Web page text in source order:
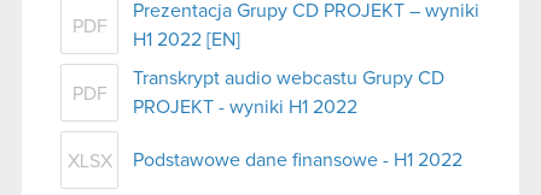
PDF
Prezentacja Grupy CD PROJEKT – wyniki
H1 2022 [EN]
PDF
Transkrypt audio webcastu Grupy CD
PROJEKT - wyniki H1 2022
XLSX Podstawowe dane finansowe - H1 2022